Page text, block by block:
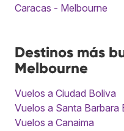
Caracas - Melbourne
Destinos más
Melbourne
Vuelos a Ciudad Boliva
Vuelos a Santa Barbara
Vuelos a Canaima